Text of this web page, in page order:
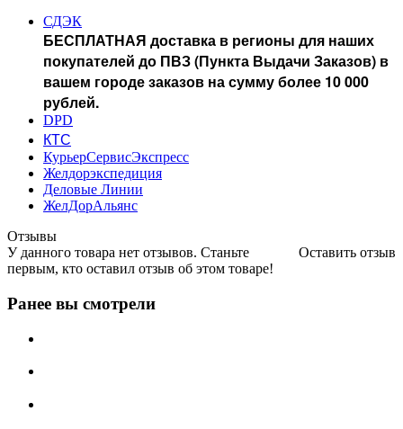
СДЭК
БЕСПЛАТНАЯ доставка в регионы для наших
покупателей до ПВЗ (Пункта Выдачи Заказов) в
вашем городе заказов на сумму более 10 000
рублей.
DPD
КТС
КурьерСервисЭкспресс
Желдорэкспедиция
Деловые Линии
ЖелДорАльянс
Отзывы
Оставить отзыв
У данного товара нет отзывов. Станьте
первым, кто оставил отзыв об этом товаре!
Ранее вы смотрели